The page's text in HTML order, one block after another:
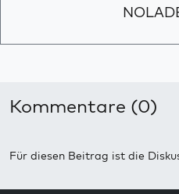
Kommentare (0)
Für diesen Beitrag ist die